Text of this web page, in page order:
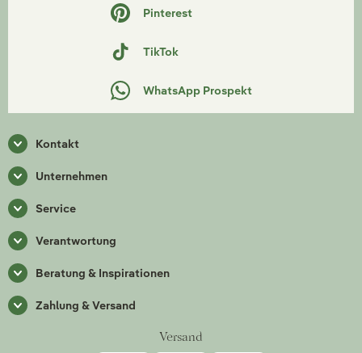
Pinterest
TikTok
WhatsApp Prospekt
Kontakt
Unternehmen
Service
Verantwortung
Beratung & Inspirationen
Zahlung & Versand
Versand